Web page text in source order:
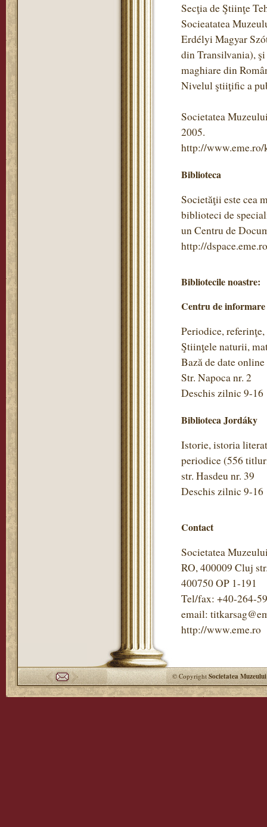
Secţia de Ştiinţe
Socieatatea
Erdélyi Magyar
din Transilvania),
maghiare din
Nivelul ştiiţific a
Societatea
2005.
http://
Biblioteca
Societăţii este cea
biblioteci de
un Centru de
http://
Bibliotecile noastre:
Centru de
Periodice,
Ştiinţele naturii,
Bază de date online
Str. Napoca nr. 2
Deschis zilnic 9-16
Biblioteca Jordáky
Istorie, istoria
periodice (556
str. Hasdeu nr. 39
Deschis zilnic 9-16
Contact
Societatea
RO, 400009 Cluj
400750 OP 1-191
Tel/fax: +40-264-
email:
http://www.eme.ro
© CopyrightSocietatea